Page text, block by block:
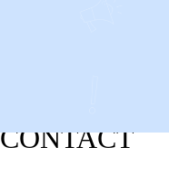
CONTACT